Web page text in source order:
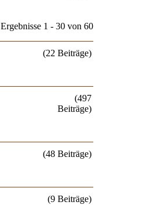
Ergebnisse 1 - 30 von 60
(22 Beiträge)
(497
Beiträge)
(48 Beiträge)
(9 Beiträge)